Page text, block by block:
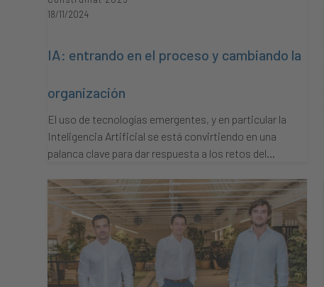
18/11/2024
IA: entrando en el proceso y cambiando la
organización
El uso de tecnologías emergentes, y en particular la
Inteligencia Artificial se está convirtiendo en una
palanca clave para dar respuesta a los retos del…